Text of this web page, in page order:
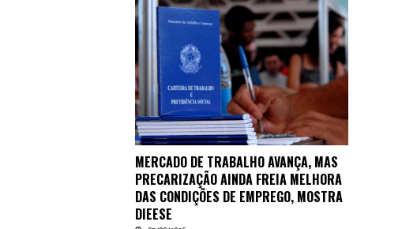
MERCADO DE TRABALHO AVANÇA, MAS
PRECARIZAÇÃO AINDA FREIA MELHORA
DAS CONDIÇÕES DE EMPREGO, MOSTRA
DIEESE